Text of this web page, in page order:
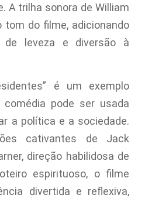
A trilha sonora de William
tom do filme, adicionando
de leveza e diversão à
é um exemplo
pode ser usada
a política e a sociedade.
cativantes de Jack
direção habilidosa de
espirituoso, o filme
divertida e reflexiva,